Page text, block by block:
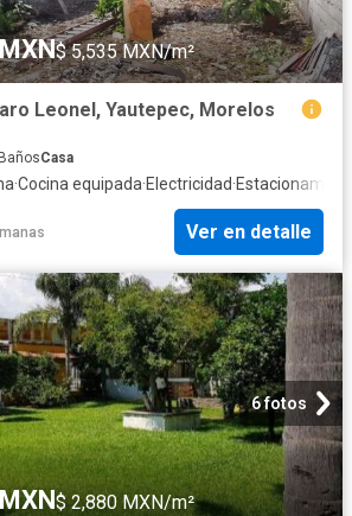
$ 5,535 MXN/m²
Leonel, Yautepec, Morelos
BañosCasa
·Cocina equipada·Electricidad·
Ver en detalle
6 fotos
$ 2,880 MXN/m²